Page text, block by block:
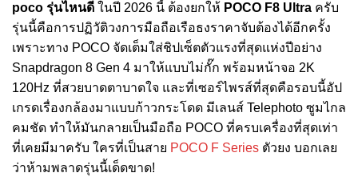
poco รุ่นไหนดี ในปี 2026 นี้ ต้องยกให้ POCO F8 Ultra ครับ
รุ่นนี้คือการปฏิวัติวงการมือถือเรือธงราคาจับต้องได้อีกครั้ง
เพราะทาง POCO จัดเต็มใส่ชิปเซ็ตตัวแรงที่สุดแห่งปีอย่าง
Snapdragon 8 Gen 4 มาให้แบบไม่กั๊ก พร้อมหน้าจอ 2K
120Hz ที่สวยบาดตาบาดใจ และที่เซอร์ไพรส์ที่สุดคือรอบนี้อัป
เกรดเรื่องกล้องมาแบบก้าวกระโดด มีเลนส์ Telephoto ซูมไกล
คมชัด ทำให้มันกลายเป็นมือถือ POCO ที่ครบเครื่องที่สุดเท่า
ที่เคยมีมาครับ ใครที่เป็นสาย POCO F Series ตัวยง บอกเลย
ว่าห้ามพลาดรุ่นนี้เด็ดขาด!